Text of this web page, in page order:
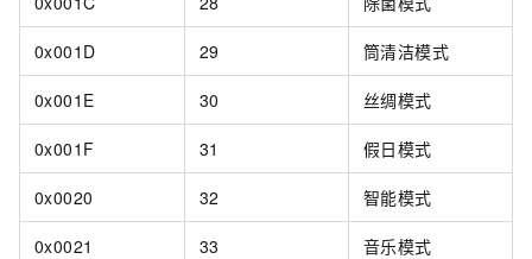
0x001D 29 筒清洁模式
0x001E 30 丝绸模式
0x001F 31 假日模式
0x0020 32 智能模式
0x0021 33 音乐模式